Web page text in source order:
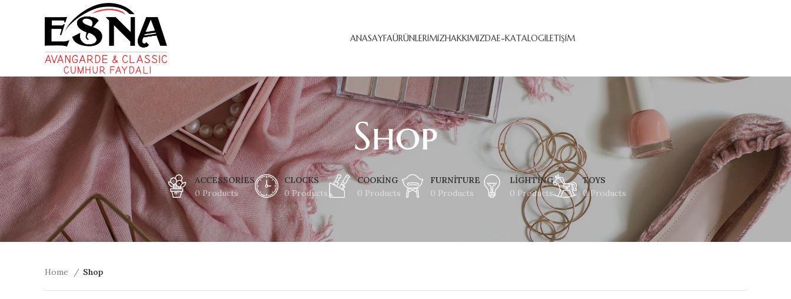
ANASAYFAÜRÜNLERIMIZHAKKIMIZDAE-KATALOGİLETIŞIM
Shop
ACCESSORIES
0 Products
CLOCKS
0 Products
COOKING
0 Products
FURNITURE
0 Products
LIGHTING
0 Products
TOYS
0 Products
Home Shop